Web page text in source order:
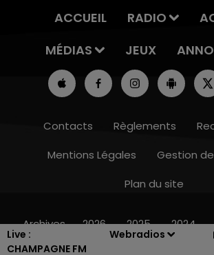
Live :
CHAMPAGNE FM
Webradios
ACCUEIL RADIO
MÉDIAS
JEUX
Contacts Règlements
Mentions Légales
Gestion
Plan du site
Archives 2026 2025 2024